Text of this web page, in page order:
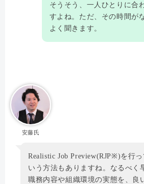
そうそう、一人ひとりに合
すよね。ただ、その時間が
よく聞きます。
安藤氏
Realistic Job Preview(RJP※)を行っ
いう方法もありますね。なるべく
職務内容や組織環境の実態を、良